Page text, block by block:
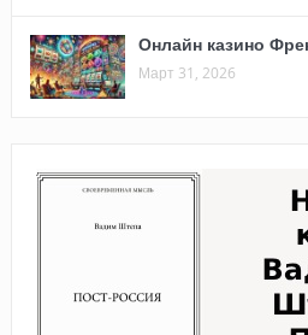
Онлайн казино
Март 31, 2026